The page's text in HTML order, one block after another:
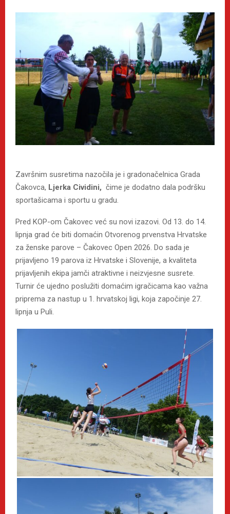
Završnim susretima nazočila je i gradonačelnica Grada
Čakovca, Ljerka Cividini, čime je dodatno dala podršku
sportašicama i sportu u gradu.
Pred KOP-om Čakovec već su novi izazovi. Od 13. do 14.
lipnja grad će biti domaćin Otvorenog prvenstva Hrvatske
za ženske parove – Čakovec Open 2026. Do sada je
prijavljeno 19 parova iz Hrvatske i Slovenije, a kvaliteta
prijavljenih ekipa jamči atraktivne i neizvjesne susrete.
Turnir će ujedno poslužiti domaćim igračicama kao važna
priprema za nastup u 1. hrvatskoj ligi, koja započinje 27.
lipnja u Puli.